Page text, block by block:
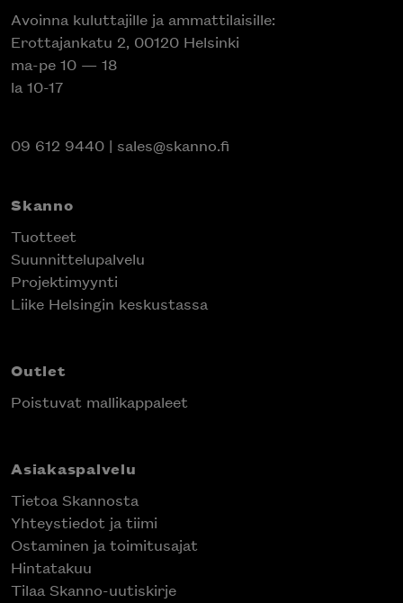
Avoinna kuluttajille ja ammattilaisille:
Erottajankatu 2, 00120 Helsinki
ma-pe 10 — 18
la 10-17
09 612 9440 | sales@skanno.fi
Skanno
Tuotteet
Suunnittelupalvelu
Projektimyynti
Liike Helsingin keskustassa
Outlet
Poistuvat mallikappaleet
Asiakaspalvelu
Tietoa Skannosta
Yhteystiedot ja tiimi
Ostaminen ja toimitusajat
Hintatakuu
Tilaa Skanno-uutiskirje